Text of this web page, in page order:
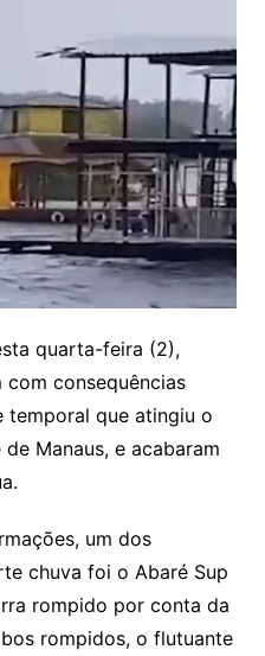
quarta-feira (2),
consequências
que atingiu o
Manaus, e acabaram
um dos
chuva foi o Abaré Sup
rompido por conta da
rompidos, o flutuante